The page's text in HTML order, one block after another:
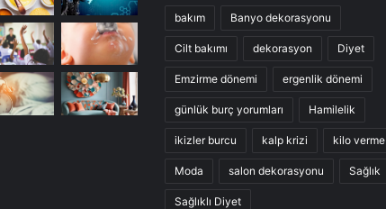
bakım Banyo dekorasyonu
Cilt bakımı dekorasyon Diyet
Emzirme dönemi ergenlik dönemi
günlük burç yorumları Hamilelik
ikizler burcu kalp krizi kilo verme
Moda salon dekorasyonu Sağlık
Sağlıklı Diyet